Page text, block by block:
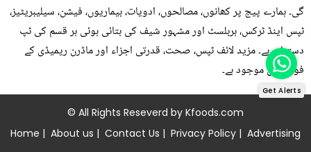
گی۔ ہمارے پیج پر کھانوں، مصالحوں، ادویات، بیماریوں، فیشن، سیلیبریٹیز،
ٹپس اینڈ ٹرکس، ہربلسٹ اور مشہور شیف کی بتائی ہوئی ہر قسم کی ٹپ
دستیاب ہے۔ مزید لائف ٹپس، صحت، قدرتی اجزاء اور ماڈرن ریمیڈی کے
فوڈز میں موجود ہے۔
© All Rights Reseverd by Kfoods.com
Home | About us | Contact Us | Privacy Policy | Advertising
Get Alerts